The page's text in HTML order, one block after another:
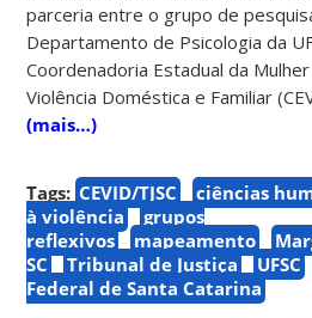
parceria entre o grupo de
Departamento de Psicologia da
Coordenadoria Estadual da
Violência Doméstica e Familiar
(mais…)
Tags: CEVID/TJSC ciências
à violência
grupos
reflexivos
mapeamento
SC
Tribunal de Justiça UFSC
Federal de Santa Catarina